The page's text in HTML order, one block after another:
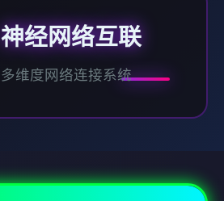
神经网络互联
多维度网络连接系统